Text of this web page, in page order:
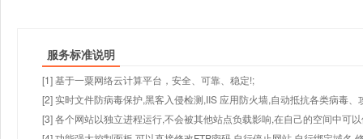
服务标准说明
[1] 基于一粟网络云计算平台，安全、可靠、稳定!;
[2] 实时文件防病毒保护,黑客入侵检测,IIS 应用防火墙,自动抵抗各类病毒、
[3] 各个网站以独立进程运行,不会被其他站点负载影响,在自己的空间中可